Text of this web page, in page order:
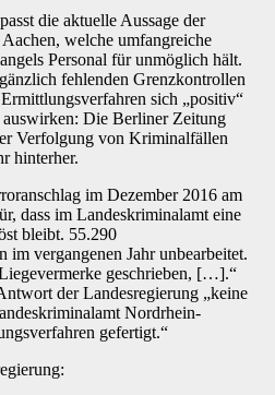
die aktuelle Aussage der
welche umfangreiche
Personal für unmöglich hält.
fehlenden Grenzkontrollen
sich „positiv“
Die Berliner Zeitung
Verfolgung von Kriminalfällen
hinterher.
im Dezember 2016 am
dass im Landeskriminalamt eine
bleibt. 55.290
im vergangenen Jahr unbearbeitet.
geschrieben, […].“
der Landesregierung „keine
Nordrhein-
gefertigt.“